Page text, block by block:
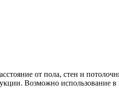
от пола, стен и
Возможно использование